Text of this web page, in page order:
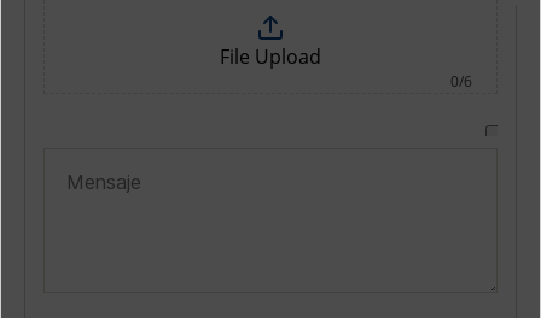
File Upload
0/6